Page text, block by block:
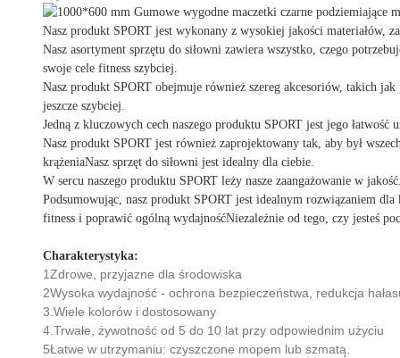
Nasz produkt SPORT jest wykonany z wysokiej jakości materiałów,
Nasz asortyment sprzętu do siłowni zawiera wszystko, czego
swoje cele fitness szybciej.
Nasz produkt SPORT obejmuje również szereg akcesoriów, takich
jeszcze szybciej.
Jedną z kluczowych cech naszego produktu SPORT jest jego
Nasz produkt SPORT jest również zaprojektowany tak, aby był
krążeniaNasz sprzęt do siłowni jest idealny dla ciebie.
W sercu naszego produktu SPORT leży nasze zaangażowanie w
Podsumowując, nasz produkt SPORT jest idealnym rozwiązaniem
fitness i poprawić ogólną wydajnośćNiezależnie od tego, czy jesteś
Charakterystyka:
1Zdrowe, przyjazne dla środowiska
2Wysoka wydajność - ochrona bezpieczeństwa, redukcja
3.Wiele kolorów i dostosowany
4.Trwałe, żywotność od 5 do 10 lat przy odpowiednim użyciu
5Łatwe w utrzymaniu: czyszczone mopem lub szmatą.